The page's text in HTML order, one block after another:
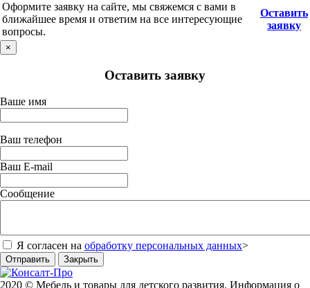
Оформите заявку на сайте, мы свяжемся с вами в
ближайшее время и ответим на все интересующие
вопросы.
Оставить
заявку
×
Оставить заявку
Ваше имя
Ваш телефон
Ваш E-mail
Сообщение
Я согласен на обработку персональных данных>
Отправить Закрыть
2020 © Мебель и товары для детского развития. Информация о